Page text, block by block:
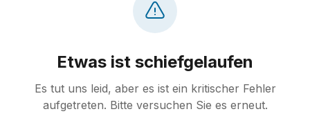
Etwas ist schiefgelaufen
Es tut uns leid, aber es ist ein kritischer Fehler
aufgetreten. Bitte versuchen Sie es erneut.